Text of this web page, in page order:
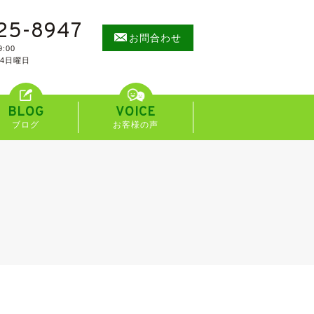
8947
日曜日
お問合わせ
BLOG
ブログ
VOICE
お客様の声